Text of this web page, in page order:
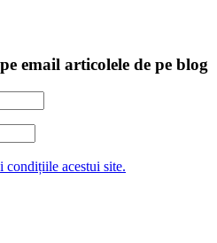
email articolele de pe blog
condițiile acestui site.